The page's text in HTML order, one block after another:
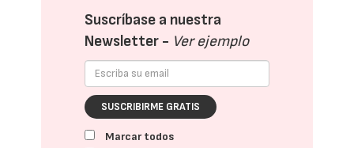
Suscríbase a nuestra
Newsletter - Ver ejemplo
SUSCRIBIRME GRATIS
Marcar todos